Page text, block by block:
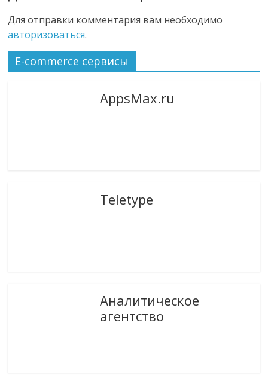
Для отправки комментария вам необходимо
авторизоваться.
E-commerce сервисы
AppsMax.ru
Teletype
Аналитическое
агентство